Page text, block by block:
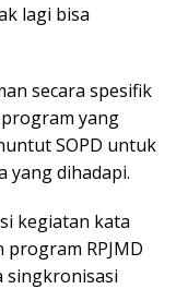
lagi bisa
secara spesifik
yang
SOPD untuk
yang dihadapi.
kegiatan kata
RPJMD
singkronisasi